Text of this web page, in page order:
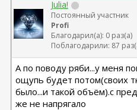
Julia!
Постоянный участник
Profi
Благодарил(а): 0 раз(а)
Поблагодарили: 87
А по поводу ряби...у меня
ощупь будет потом(своих
было...и такой объём).с
же не напрягало